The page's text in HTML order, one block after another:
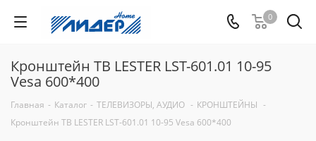
0
Кронштейн ТВ LESTER LST-601.01 10-95
Vesa 600*400
Главная - Каталог - ТЕЛЕВИЗОРЫ, АУДИО - КРОНШТЕЙНЫ -
Кронштейн ТВ LESTER LST-601.01 10-95 Vesa 600*400